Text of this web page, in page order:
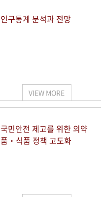
인구통계 분석과 전망
VIEW MORE
국민안전 제고를 위한 의약
품‧식품 정책 고도화